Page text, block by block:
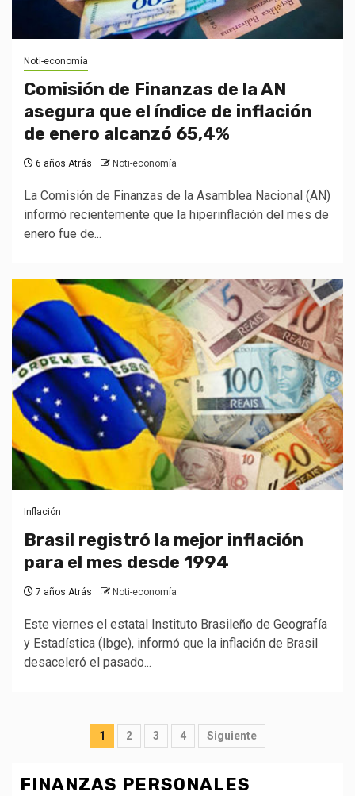
Noti-economía
Comisión de Finanzas de la AN
asegura que el índice de inflación
de enero alcanzó 65,4%
6 años Atrás Noti-economía
La Comisión de Finanzas de la Asamblea Nacional (AN)
informó recientemente que la hiperinflación del mes de
enero fue de...
Inflación
Brasil registró la mejor inflación
para el mes desde 1994
7 años Atrás Noti-economía
Este viernes el estatal Instituto Brasileño de Geografía
y Estadística (Ibge), informó que la inflación de Brasil
desaceleró el pasado...
Posts
1 2 3 4 Siguiente
FINANZAS PERSONALES